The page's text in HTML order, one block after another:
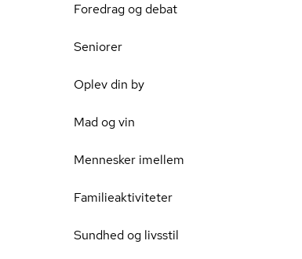
Foredrag og debat
Seniorer
Oplev din by
Mad og vin
Mennesker imellem
Familieaktiviteter
Sundhed og livsstil